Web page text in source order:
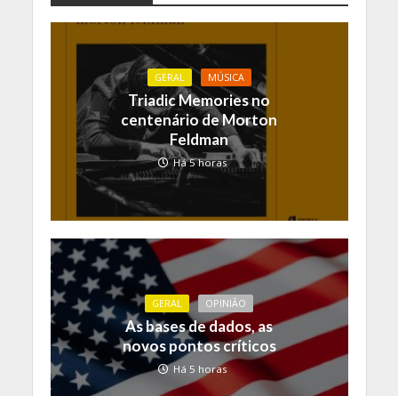
GERAL MÚSICA
Triadic Memories no
centenário de Morton
Feldman
Há 5 horas
GERAL OPINIÃO
As bases de dados, as
novos pontos críticos
Há 5 horas